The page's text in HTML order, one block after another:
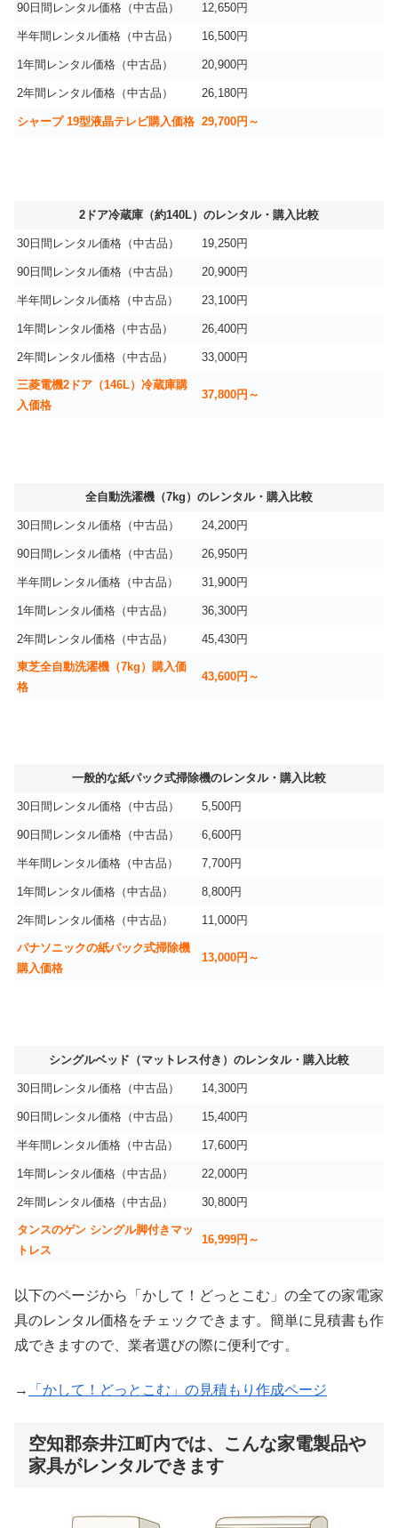
90日間レンタル価格（中古品） 12,650円
半年間レンタル価格（中古品） 16,500円
1年間レンタル価格（中古品） 20,900円
2年間レンタル価格（中古品） 26,180円
シャープ 19型液晶テレビ購入価格 29,700円～
2ドア冷蔵庫（約140L）のレンタル・購入比較
30日間レンタル価格（中古品） 19,250円
90日間レンタル価格（中古品） 20,900円
半年間レンタル価格（中古品） 23,100円
1年間レンタル価格（中古品） 26,400円
2年間レンタル価格（中古品） 33,000円
三菱電機2ドア（146L）冷蔵庫購
入価格
37,800円～
全自動洗濯機（7kg）のレンタル・購入比較
30日間レンタル価格（中古品） 24,200円
90日間レンタル価格（中古品） 26,950円
半年間レンタル価格（中古品） 31,900円
1年間レンタル価格（中古品） 36,300円
2年間レンタル価格（中古品） 45,430円
東芝全自動洗濯機（7kg）購入価
格
43,600円～
一般的な紙パック式掃除機のレンタル・購入比較
30日間レンタル価格（中古品） 5,500円
90日間レンタル価格（中古品） 6,600円
半年間レンタル価格（中古品） 7,700円
1年間レンタル価格（中古品） 8,800円
2年間レンタル価格（中古品） 11,000円
パナソニックの紙パック式掃除機
購入価格
13,000円～
シングルベッド（マットレス付き）のレンタル・購入比較
30日間レンタル価格（中古品） 14,300円
90日間レンタル価格（中古品） 15,400円
半年間レンタル価格（中古品） 17,600円
1年間レンタル価格（中古品） 22,000円
2年間レンタル価格（中古品） 30,800円
タンスのゲン シングル脚付きマッ
トレス
16,999円～
以下のページから「かして！どっとこむ」の全ての家電家
具のレンタル価格をチェックできます。簡単に見積書も作
成できますので、業者選びの際に便利です。
→ 「かして！どっとこむ」の見積もり作成ページ
空知郡奈井江町内では、こんな家電製品や
家具がレンタルできます